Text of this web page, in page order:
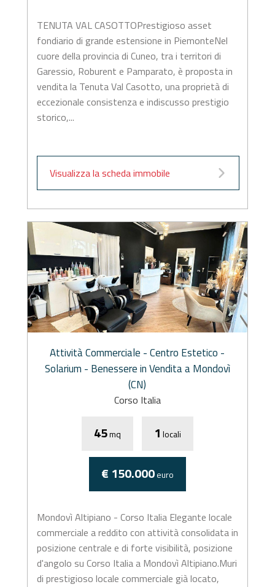
TENUTA VAL CASOTTOPrestigioso asset
fondiario di grande estensione in PiemonteNel
cuore della provincia di Cuneo, tra i territori di
Garessio, Roburent e Pamparato, è proposta in
vendita la Tenuta Val Casotto, una proprietà di
eccezionale consistenza e indiscusso prestigio
storico,...
Visualizza la scheda immobile
Attività Commerciale - Centro Estetico -
Solarium - Benessere in Vendita a Mondovì
(CN)
Corso Italia
45mq 1 locali
€ 150.000euro
Mondovì Altipiano - Corso Italia Elegante locale
commerciale a reddito con attività consolidata in
posizione centrale e di forte visibilità, posizione
d'angolo su Corso Italia a Mondovì Altipiano.Muri
di prestigioso locale commerciale già locato,